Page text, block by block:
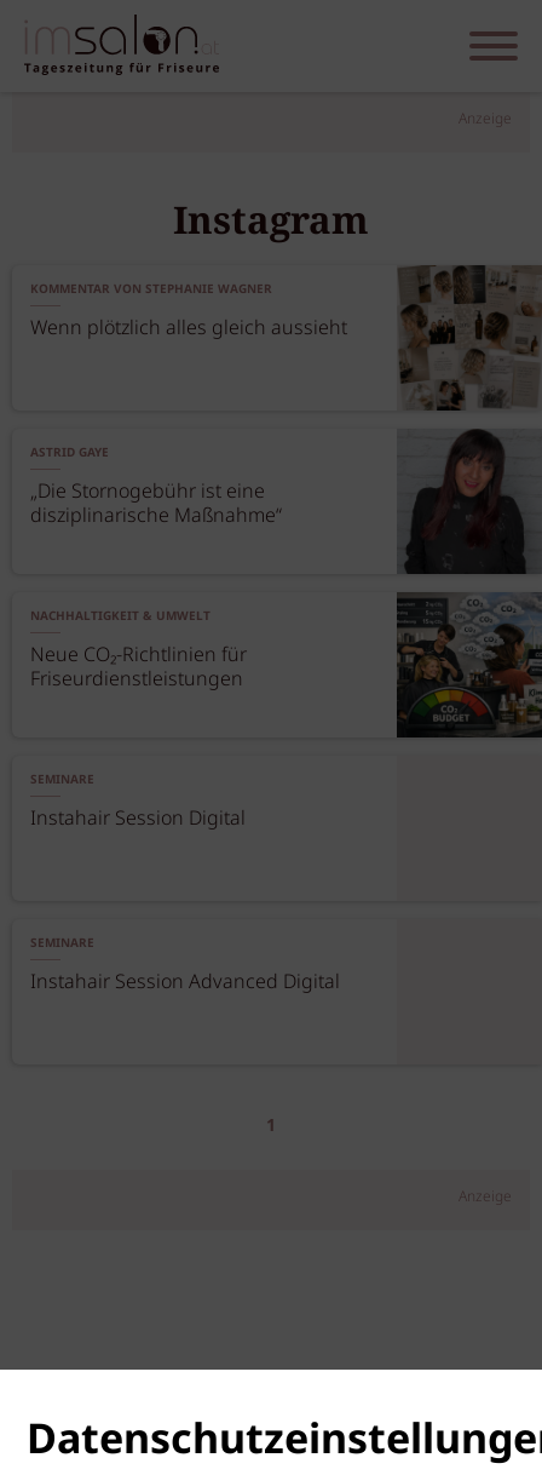
Anzeige
Instagram
KOMMENTAR VON STEPHANIE WAGNER
Wenn plötzlich alles gleich aussieht
ASTRID GAYE
„Die Stornogebühr ist eine
disziplinarische Maßnahme“
NACHHALTIGKEIT & UMWELT
Neue CO₂-Richtlinien für
Friseurdienstleistungen
SEMINARE
Instahair Session Digital
SEMINARE
Instahair Session Advanced Digital
1
Anzeige